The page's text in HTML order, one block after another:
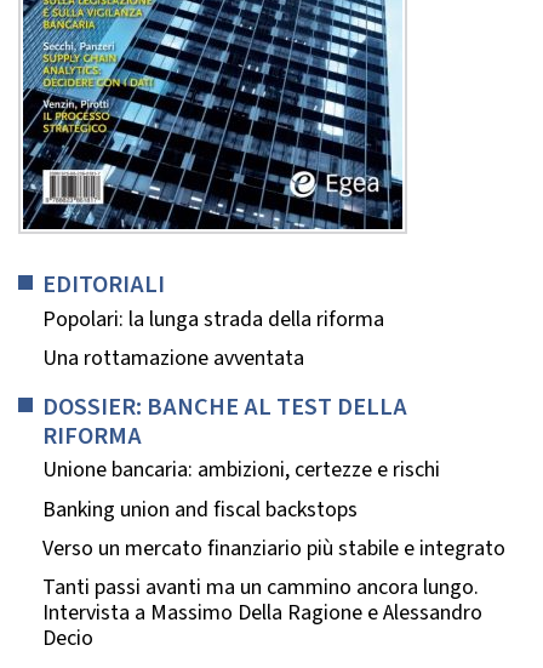
EDITORIALI
Popolari: la lunga strada della riforma
Una rottamazione avventata
DOSSIER: BANCHE AL TEST DELLA
RIFORMA
Unione bancaria: ambizioni, certezze e rischi
Banking union and fiscal backstops
Verso un mercato finanziario più stabile e integrato
Tanti passi avanti ma un cammino ancora lungo.
Intervista a Massimo Della Ragione e Alessandro
Decio